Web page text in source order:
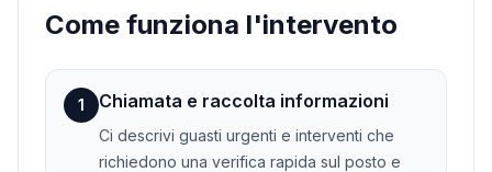
Come funziona l'intervento
1 Chiamata e raccolta informazioni
Ci descrivi guasti urgenti e interventi che
richiedono una verifica rapida sul posto e